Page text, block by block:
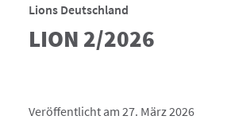
Lions Deutschland
LION 2/2026
Veröffentlicht am 27. März 2026